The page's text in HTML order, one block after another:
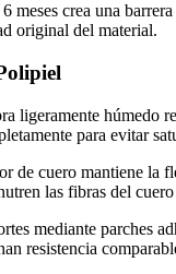
meses crea una
original del material.
ligeramente húmedo
para evitar
de cuero mantiene
las fibras del
mediante parches
resistencia